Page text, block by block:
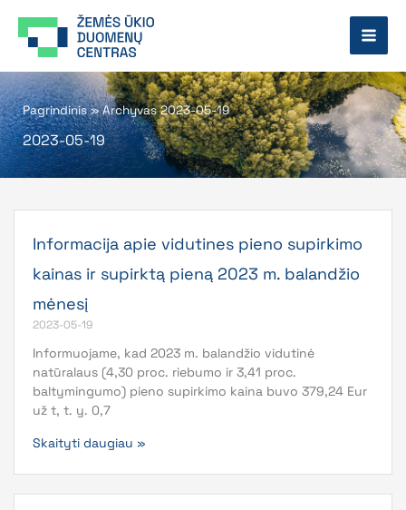
prie
Pagrindinis»Archyvas 2023-05-19
2023-05-19
Informacija apie vidutines pieno supirkimo
kainas ir supirktą pieną 2023 m. balandžio
mėnesį
2023-05-19
Informuojame, kad 2023 m. balandžio vidutinė
natūralaus (4,30 proc. riebumo ir 3,41 proc.
baltymingumo) pieno supirkimo kaina buvo 379,24 Eur
už t, t. y. 0,7
Skaityti daugiau »